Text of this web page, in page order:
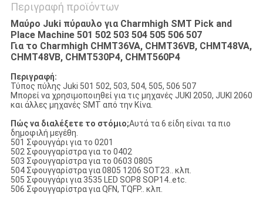
Περιγραφή προϊόντων
Μαύρο Juki πύραυλο για Charmhigh SMT Pick and
Place Machine 501 502 503 504 505 506 507
Για το Charmhigh CHMT36VA, CHMT36VB, CHMT48VA,
CHMT48VB, CHMT530P4, CHMT560P4
Περιγραφή:
Τύπος πύλης Juki 501 502, 503, 504, 505, 506 507
Μπορεί να χρησιμοποιηθεί για τις μηχανές JUKI 2050, JUKI 2060
και άλλες μηχανές SMT από την Κίνα.
Πώς να διαλέξετε το στόμιο;Αυτά τα 6 είδη είναι τα πιο
δημοφιλή μεγέθη.
501 Σφουγγάρι για το 0201
502 Σφουγγαρίστρα για το 0402
503 Σφουγγαρίστρα για το 0603 0805
504 Σφουγγαρίστρα για 0805 1206 SOT23.. κλπ.
505 Σφουγγάρι για 3535 LED SOP8 SOP14..etc.
506 Σφουγγαρίστρα για QFN, TQFP.. κλπ.